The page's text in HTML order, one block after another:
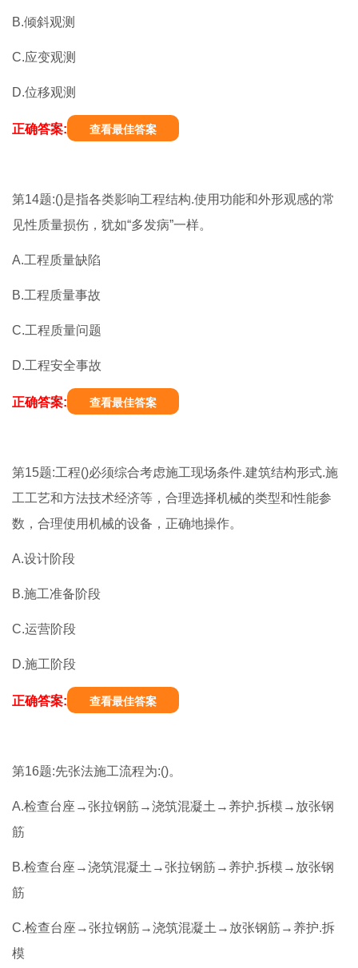
B.倾斜观测
C.应变观测
D.位移观测
正确答案: 查看最佳答案
第14题:()是指各类影响工程结构.使用功能和外形观感的常
见性质量损伤，犹如“多发病”一样。
A.工程质量缺陷
B.工程质量事故
C.工程质量问题
D.工程安全事故
正确答案: 查看最佳答案
第15题:工程()必须综合考虑施工现场条件.建筑结构形式.施
工工艺和方法技术经济等，合理选择机械的类型和性能参
数，合理使用机械的设备，正确地操作。
A.设计阶段
B.施工准备阶段
C.运营阶段
D.施工阶段
正确答案: 查看最佳答案
第16题:先张法施工流程为:()。
A.检查台座→张拉钢筋→浇筑混凝土→养护.拆模→放张钢
筋
B.检查台座→浇筑混凝土→张拉钢筋→养护.拆模→放张钢
筋
C.检查台座→张拉钢筋→浇筑混凝土→放张钢筋→养护.拆
模